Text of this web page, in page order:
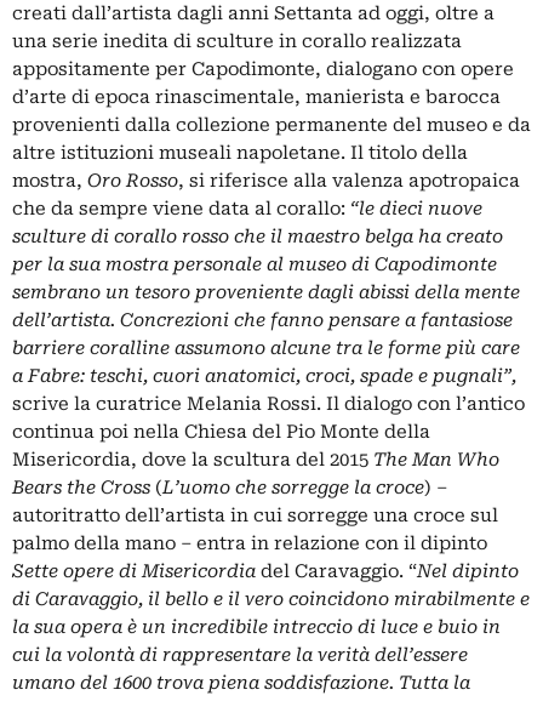
creati dall’artista dagli anni Settanta ad oggi, oltre a
una serie inedita di sculture in corallo realizzata
appositamente per Capodimonte, dialogano con opere
d’arte di epoca rinascimentale, manierista e barocca
provenienti dalla collezione permanente del museo e da
altre istituzioni museali napoletane. Il titolo della
mostra, Oro Rosso, si riferisce alla valenza apotropaica
che da sempre viene data al corallo: “le dieci nuove
sculture di corallo rosso che il maestro belga ha creato
per la sua mostra personale al museo di Capodimonte
sembrano un tesoro proveniente dagli abissi della mente
dell’artista. Concrezioni che fanno pensare a fantasiose
barriere coralline assumono alcune tra le forme più care
a Fabre: teschi, cuori anatomici, croci, spade e pugnali”,
scrive la curatrice Melania Rossi. Il dialogo con l’antico
continua poi nella Chiesa del Pio Monte della
Misericordia, dove la scultura del 2015 The Man Who
Bears the Cross (L’uomo che sorregge la croce) –
autoritratto dell’artista in cui sorregge una croce sul
palmo della mano – entra in relazione con il dipinto
Sette opere di Misericordia del Caravaggio. “Nel dipinto
di Caravaggio, il bello e il vero coincidono mirabilmente e
la sua opera è un incredibile intreccio di luce e buio in
cui la volontà di rappresentare la verità dell’essere
umano del 1600 trova piena soddisfazione. Tutta la